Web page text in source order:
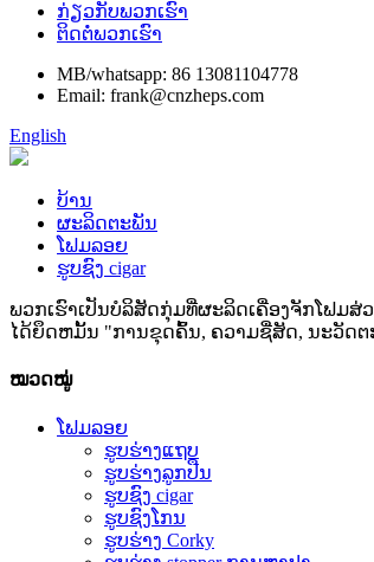
ກ່ຽວກັບພວກເຮົາ
ຕິດຕໍ່ພວກເຮົາ
MB/whatsapp: 86 13081104778
Email: frank@cnzheps.com
English
ບ້ານ
ຜະລິດຕະພັນ
ໂຟມລອຍ
ຮູບຊົງ cigar
ພວກເຮົາເປັນບໍລິສັດກຸ່ມທີ່ຜະລິດເຄື່ອງຈັກໂຟມ
ໄດ້ຍຶດຫມັ້ນ "ການຂຸດຄົ້ນ, ຄວາມຊື່ສັດ, ນະວັດຕ
ໝວດໝູ່
ໂຟມລອຍ
ຮູບຮ່າງແຖບ
ຮູບຮ່າງລູກປືນ
ຮູບຊົງ cigar
ຮູບຊົງໂກນ
ຮູບຮ່າງ Corky